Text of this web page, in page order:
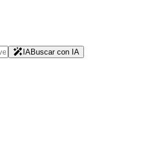
IABuscar con IA